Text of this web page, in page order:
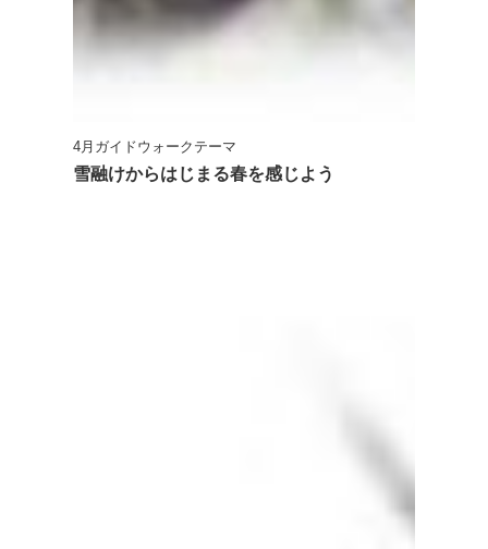
4月ガイドウォークテーマ
雪融けからはじまる春を感じよう